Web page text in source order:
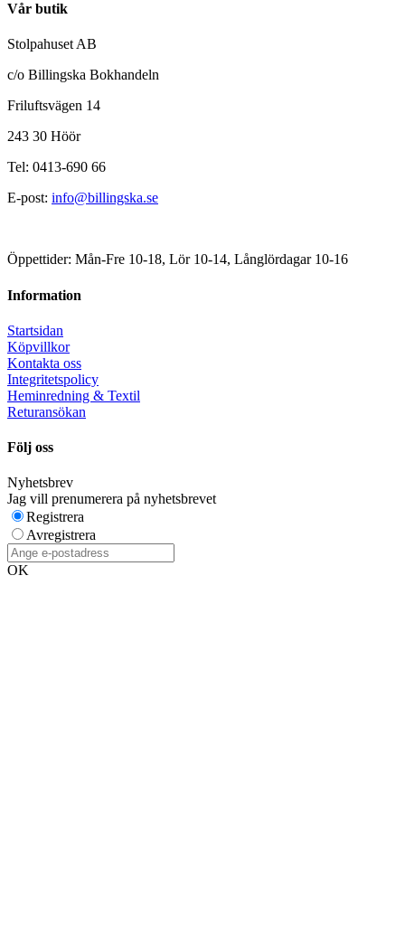
Vår butik
Stolpahuset AB
c/o Billingska Bokhandeln
Friluftsvägen 14
243 30 Höör
Tel: 0413-690 66
E-post: info@billingska.se
Öppettider: Mån-Fre 10-18, Lör 10-14, Långlördagar 10-16
Information
Startsidan
Köpvillkor
Kontakta oss
Integritetspolicy
Heminredning & Textil
Returansökan
Följ oss
Nyhetsbrev
Jag vill prenumerera på nyhetsbrevet
Registrera
Avregistrera
OK